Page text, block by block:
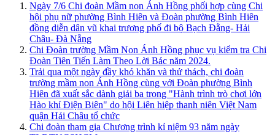
Ngày 7/6 Chi đoàn Mầm non Ánh Hồng phối hợp cùng Chi
hội phụ nữ phường Bình Hiên và Đoàn phường Bình Hiên
đồng diễn dân vũ khai trương phố đi bộ Bạch Đằng- Hải
Châu- Đà Nẵng
Chi Đoàn trường Mầm Non Ánh Hồng phục vụ kiểm tra Chi
Đoàn Tiên Tiến Làm Theo Lời Bác năm 2024.
Trải qua một ngày đầy khó khăn và thử thách, chi đoàn
trường mầm non Ánh Hồng cùng với Đoàn phường Bình
Hiên đã xuất sắc dành giải ba trong "Hành trình trò chơi lớn
Hào khí Điện Biên" do hội Liên hiệp thanh niên Việt Nam
quận Hải Châu tổ chức
Chi đoàn tham gia Chương trình kỉ niệm 93 năm ngày